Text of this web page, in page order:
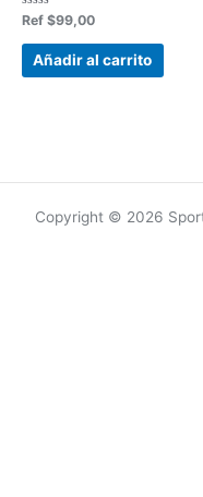
Valorado
0
Ref $99,00
Añadir al carrito
Copyright © 2026